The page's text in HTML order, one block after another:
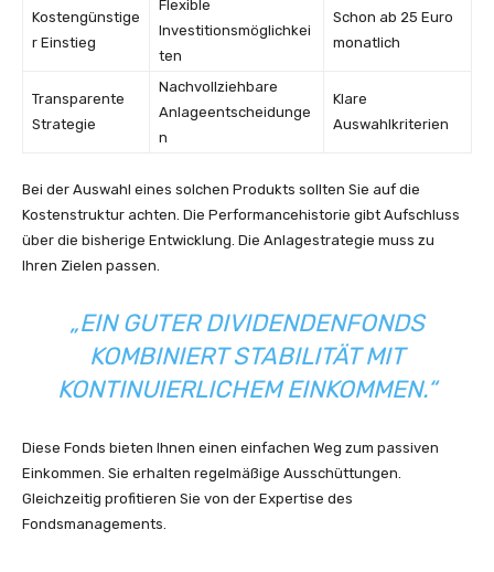
Kostengünstige
r Einstieg
Flexible
Investitionsmöglichkei
ten
Schon ab 25 Euro
monatlich
Transparente
Strategie
Nachvollziehbare
Anlageentscheidunge
n
Klare
Auswahlkriterien
Bei der Auswahl eines solchen Produkts sollten Sie auf die
Kostenstruktur achten. Die Performancehistorie gibt Aufschluss
über die bisherige Entwicklung. Die Anlagestrategie muss zu
Ihren Zielen passen.
„EIN GUTER DIVIDENDENFONDS
KOMBINIERT STABILITÄT MIT
KONTINUIERLICHEM EINKOMMEN.“
Diese Fonds bieten Ihnen einen einfachen Weg zum passiven
Einkommen. Sie erhalten regelmäßige Ausschüttungen.
Gleichzeitig profitieren Sie von der Expertise des
Fondsmanagements.